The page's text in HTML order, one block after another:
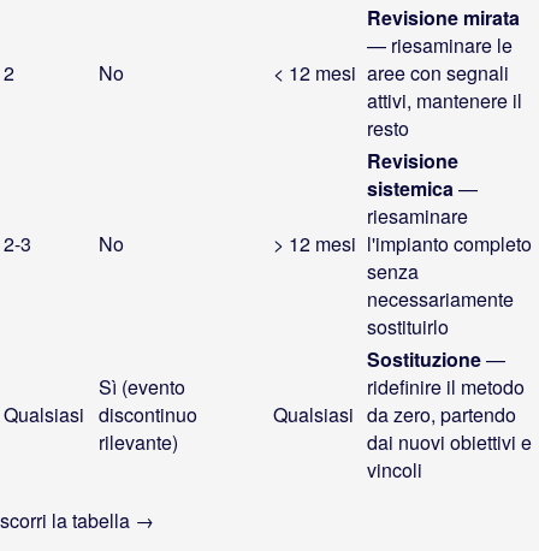
2 No < 12 mesi
Revisione mirata
— riesaminare le
aree con segnali
attivi, mantenere il
resto
2-3 No > 12 mesi
Revisione
sistemica —
riesaminare
l'impianto completo
senza
necessariamente
sostituirlo
Qualsiasi
Sì (evento
discontinuo
rilevante)
Qualsiasi
Sostituzione—
ridefinire il metodo
da zero, partendo
dai nuovi obiettivi e
vincoli
scorri la tabella →